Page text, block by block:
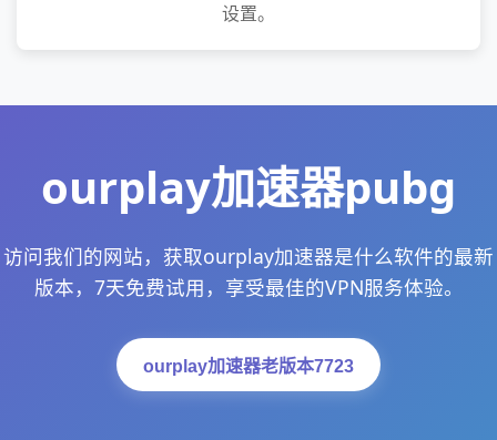
设置。
ourplay加速器pubg
访问我们的网站，获取ourplay加速器是什么软件的最新
版本，7天免费试用，享受最佳的VPN服务体验。
ourplay加速器老版本7723